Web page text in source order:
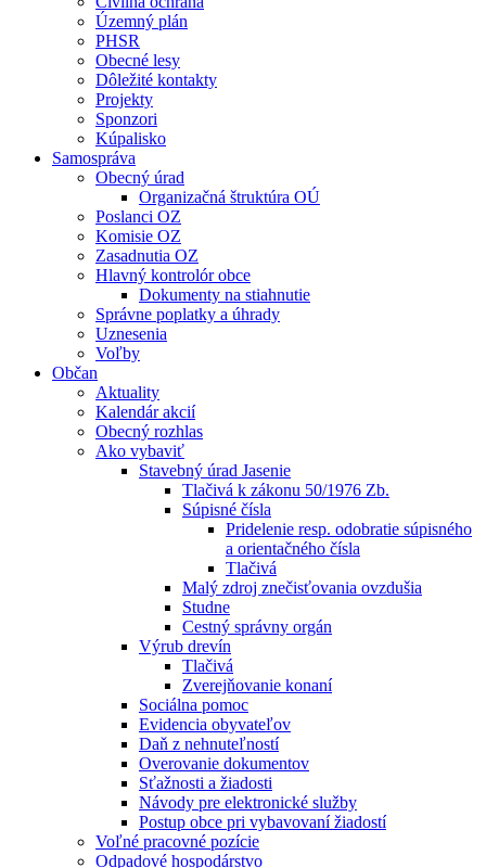
Územný plán
PHSR
Obecné lesy
Dôležité kontakty
Projekty
Sponzori
Kúpalisko
Samospráva
Obecný úrad
Organizačná štruktúra OÚ
Poslanci OZ
Komisie OZ
Zasadnutia OZ
Hlavný kontrolór obce
Dokumenty na stiahnutie
Správne poplatky a úhrady
Uznesenia
Voľby
Občan
Aktuality
Kalendár akcií
Obecný rozhlas
Ako vybaviť
Stavebný úrad Jasenie
Tlačivá k zákonu 50/1976 Zb.
Súpisné čísla
Pridelenie resp. odobratie súpisného
a orientačného čísla
Tlačivá
Malý zdroj znečisťovania ovzdušia
Studne
Cestný správny orgán
Výrub drevín
Tlačivá
Zverejňovanie konaní
Sociálna pomoc
Evidencia obyvateľov
Daň z nehnuteľností
Overovanie dokumentov
Sťažnosti a žiadosti
Návody pre elektronické služby
Postup obce pri vybavovaní žiadostí
Voľné pracovné pozície
Odpadové hospodárstvo